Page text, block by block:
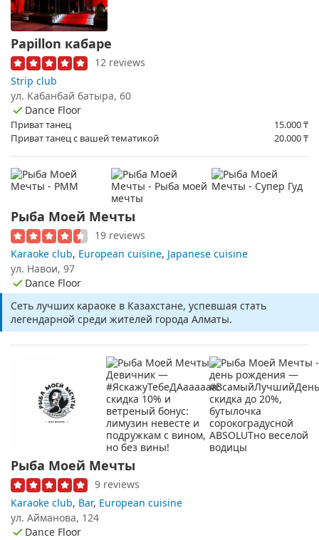
Papillon кабаре
12 reviews
Strip club
ул. Кабанбай батыра, 60
Dance Floor
Приват танец 15.000₸
Приват танец с вашей тематикой
20.000₸
Рыба Моей Мечты
19 reviews
Karaoke club, European cuisine, Japanese cuisine
ул. Навои, 97
Dance Floor
Сеть лучших караоке в Казахстане, успевшая стать
легендарной среди жителей города Алматы.
Рыба Моей Мечты
9 reviews
Karaoke club, Bar, European cuisine
ул. Айманова, 124
Dance Floor